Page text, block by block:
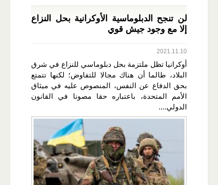
لن تنجح الدبلوماسية الأوكرانية بحل النزاع
إلا مع وجود جيش قوي
2021.11.10
أوكرانيا تظل ملتزمة بحل دبلوماسي للنزاع في شرق
البلاد، طالما أن هناك مجالا للتفاوض؛ لكنها تتمتع
بحق الدفاع عن النفس، المنصوص عليه في ميثاق
الأمم المتحدة، باعتباره حقا مصونا في القانون
الدولي....